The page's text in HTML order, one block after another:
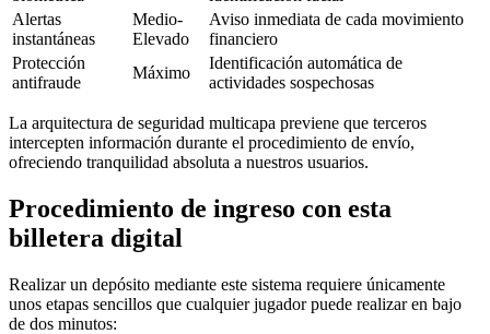
Alertas
instantáneas
Medio-
Elevado
Aviso inmediata de cada movimiento
financiero
Protección
antifraude
Máximo
Identificación automática de
actividades sospechosas
La arquitectura de seguridad multicapa previene que terceros
intercepten información durante el procedimiento de envío,
ofreciendo tranquilidad absoluta a nuestros usuarios.
Procedimiento de ingreso con esta
billetera digital
Realizar un depósito mediante este sistema requiere únicamente
unos etapas sencillos que cualquier jugador puede realizar en bajo
de dos minutos: